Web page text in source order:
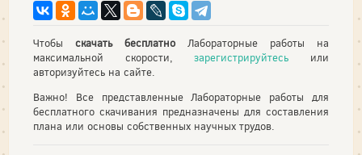
Чтобы скачать бесплатно Лабораторные работы на
максимальной скорости,зарегистрируйтесь или
авторизуйтесь на сайте.
Важно! Все представленные Лабораторные работы для
бесплатного скачивания предназначены для составления
плана или основы собственных научных трудов.